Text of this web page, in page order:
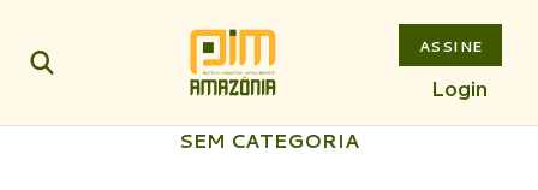
ASSINE
Login
SEM CATEGORIA